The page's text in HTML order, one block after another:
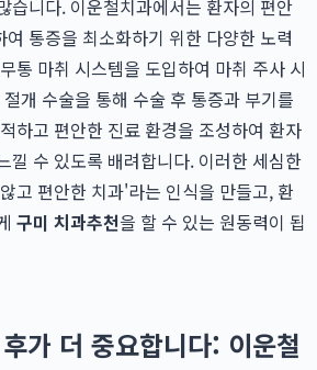
습니다. 이운철치과에서는 환자의 편안
통증을 최소화하기 위한 다양한 노력
통 마취 시스템을 도입하여 마취 주사 시
개 수술을 통해 수술 후 통증과 부기를
하고 편안한 진료 환경을 조성하여 환자
낄 수 있도록 배려합니다. 이러한 세심한
고 편안한 치과'라는 인식을 만들고, 환
구미 치과추천을 할 수 있는 원동력이 됩
가 더 중요합니다: 이운철